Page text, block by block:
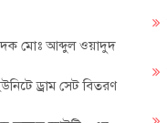
মোঃ আব্দুল ওয়াদুদ
ড্রাম সেট বিতরণ